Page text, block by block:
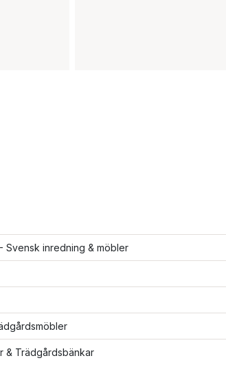
Svensk inredning & möbler
& Trädgårdsbänkar